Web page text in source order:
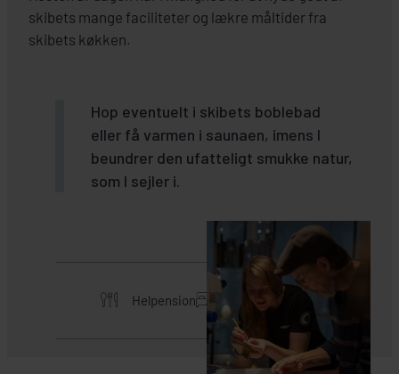
skibets mange faciliteter og lækre måltider fra
skibets køkken.
Hop eventuelt i skibets boblebad
eller få varmen i saunaen, imens I
beundrer den ufatteligt smukke natur,
som I sejler i.
Helpension Se overnatning